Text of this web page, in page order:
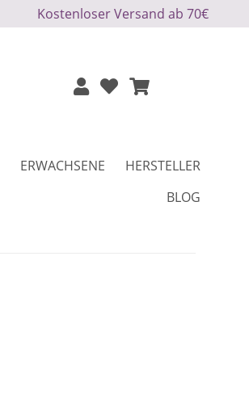
Kostenloser Versand ab 70€
ERWACHSENE
HERSTELLER
BLOG